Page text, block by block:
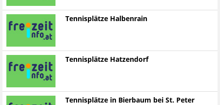
Tennisplätze Halbenrain
Tennisplätze Hatzendorf
Tennisplätze in Bierbaum bei St. Peter